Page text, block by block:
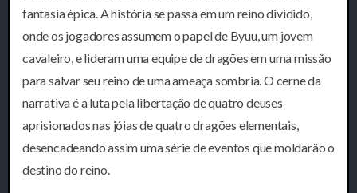
fantasia épica. A história se passa em um reino dividido,
onde os jogadores assumem o papel de Byuu, um jovem
cavaleiro, e lideram uma equipe de dragões em uma missão
para salvar seu reino de uma ameaça sombria. O cerne da
narrativa é a luta pela libertação de quatro deuses
aprisionados nas jóias de quatro dragões elementais,
desencadeando assim uma série de eventos que moldarão o
destino do reino.